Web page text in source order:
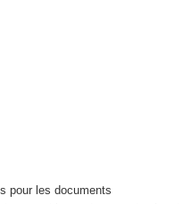
pour les documents